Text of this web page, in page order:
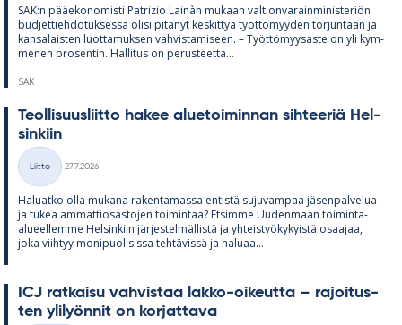
SAK:n pää­e­ko­no­misti Pat­rizio Lainàn mu­kaan val­tion­va­rain­mi­nis­te­riön
bud­jet­tieh­do­tuk­sessa olisi pi­tä­nyt kes­kit­tyä työt­tö­myy­den tor­jun­taan ja
kan­sa­lais­ten luot­ta­muk­sen vah­vis­ta­mi­seen. – Työt­tö­myy­saste on yli kym­
me­nen pro­sen­tin. Hal­li­tus on pe­rus­teetta...
SAK
Teol­li­suus­liitto ha­kee alue­toi­min­nan sih­tee­riä Hel­
sin­kiin
Kategoriat
Liitto
27.7.2026
Ha­luatko olla mu­kana ra­ken­ta­massa en­tistä su­ju­vam­paa jä­sen­pal­ve­lua
ja tu­kea am­mat­tio­sas­to­jen toi­min­taa? Et­simme Uu­den­maan toi­minta-
alu­eel­lemme Hel­sin­kiin jär­jes­tel­mäl­listä ja yh­teis­työ­ky­kyistä osaa­jaa,
joka viih­tyy mo­ni­puo­li­sissa teh­tä­vissä ja ha­luaa...
ICJ rat­kaisu vah­vis­taa lakko-oi­keutta – ra­joi­tus­
ten yli­lyön­nit on kor­jat­tava